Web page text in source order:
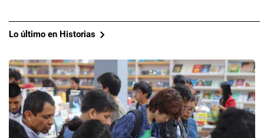
Lo último en Historias